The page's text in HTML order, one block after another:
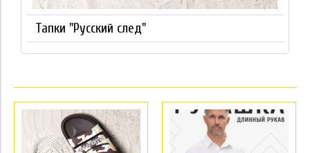
Тапки "Русский след"